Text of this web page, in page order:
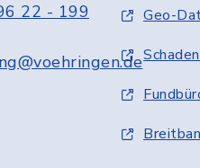
22 - 199
Geo-